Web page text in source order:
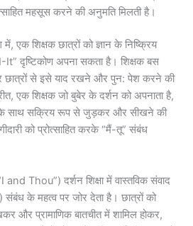
महसूस करने की अनुमति मिलती है।
में, एक शिक्षक छात्रों को ज्ञान के निष्क्रिय
It” दृष्टिकोण अपना सकता है। शिक्षक बस
छात्रों से इसे याद रखने और पुन: पेश करने की
एक शिक्षक जो बुबेर के दर्शन को अपनाता है,
के साथ सक्रिय रूप से जुड़कर और सीखने की
को प्रोत्साहित करके “मैं-तू” संबंध
and Thou”) दर्शन शिक्षा में वास्तविक संवाद
के महत्व पर जोर देता है। छात्रों को
और प्रामाणिक बातचीत में शामिल होकर,